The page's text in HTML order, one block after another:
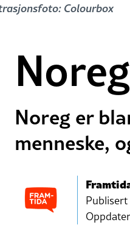
Colourbox
Noreg er
menneske,
Publisert